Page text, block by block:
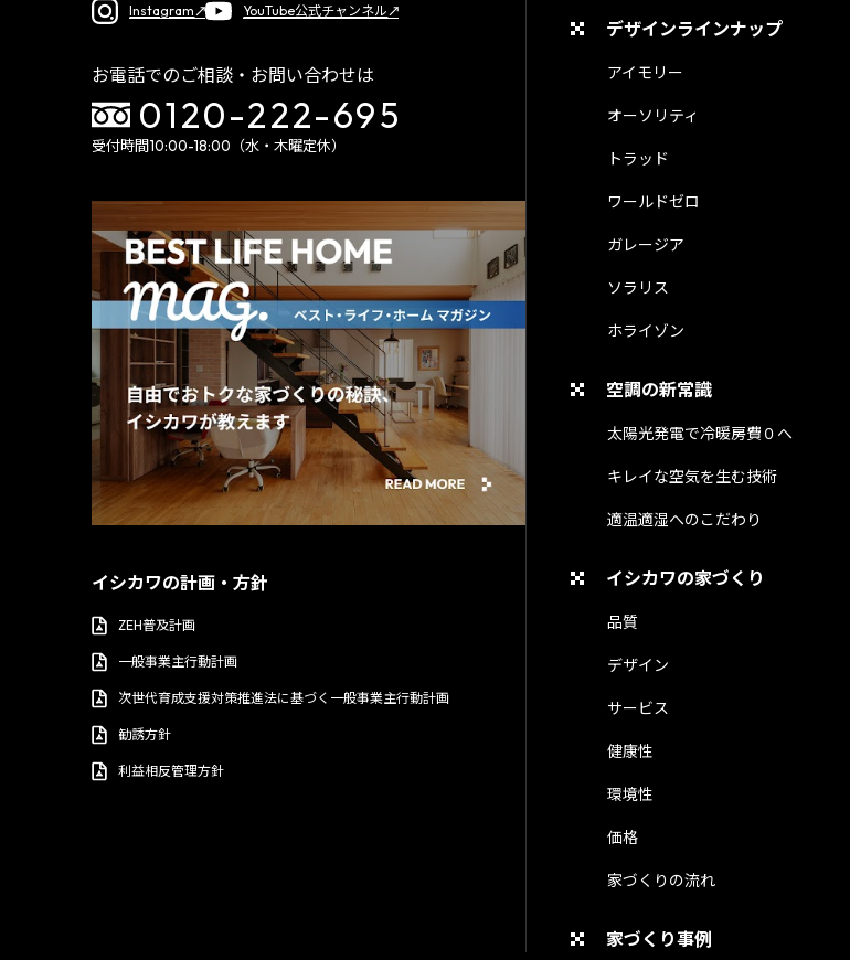
Instagram YouTube公式チャンネル
お電話でのご相談・お問い合わせは
0120-222-695
受付時間10:00-18:00（水・木曜定休）
イシカワの計画・方針
ZEH普及計画
一般事業主行動計画
次世代育成支援対策推進法に基づく一般事業主行動計画
勧誘方針
利益相反管理方針
デザインラインナップ
アイモリー
オーソリティ
トラッド
ワールドゼロ
ガレージア
ソラリス
ホライゾン
空調の新常識
太陽光発電で冷暖房費０へ
キレイな空気を生む技術
適温適湿へのこだわり
イシカワの家づくり
品質
デザイン
サービス
健康性
環境性
価格
家づくりの流れ
家づくり事例